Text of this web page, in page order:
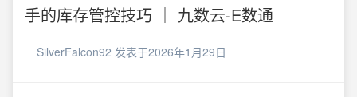
手的库存管控技巧 ｜ 九数云-E数通
SilverFalcon92 发表于2026年1月29日